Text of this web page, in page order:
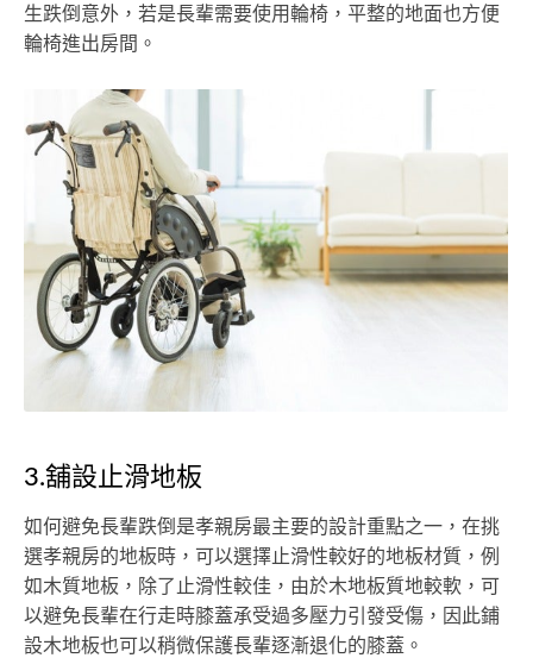
生跌倒意外，若是長輩需要使用輪椅，平整的地面也方便
輪椅進出房間。
3.舖設止滑地板
如何避免長輩跌倒是孝親房最主要的設計重點之一，在挑
選孝親房的地板時，可以選擇止滑性較好的地板材質，例
如木質地板，除了止滑性較佳，由於木地板質地較軟，可
以避免長輩在行走時膝蓋承受過多壓力引發受傷，因此鋪
設木地板也可以稍微保護長輩逐漸退化的膝蓋。